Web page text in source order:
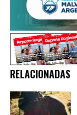
RELACIONADAS